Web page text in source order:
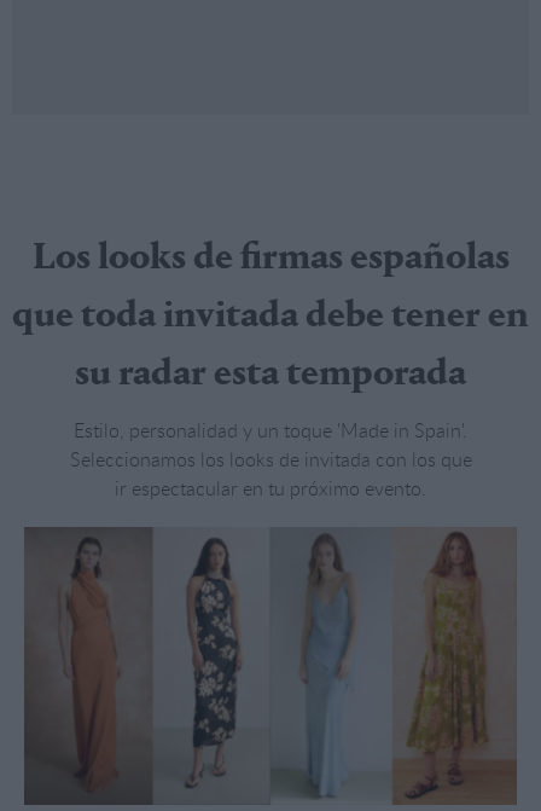
Los looks de firmas españolas
que toda invitada debe tener en
su radar esta temporada
Estilo, personalidad y un toque 'Made in Spain'.
Seleccionamos los looks de invitada con los que
ir espectacular en tu próximo evento.